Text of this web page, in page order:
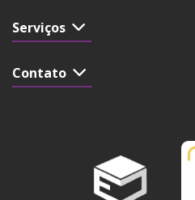
Serviços
Contato